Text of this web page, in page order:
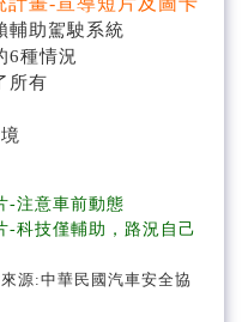
-注意車前動態
-科技僅輔助，路況自己
源:中華民國汽車安全協